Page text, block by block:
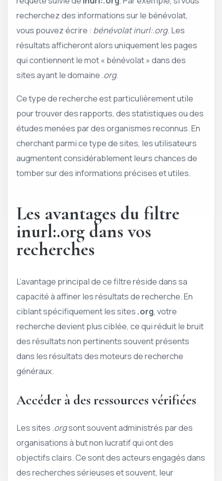
recherchez des informations sur le bénévolat,
vous pouvez écrire : bénévolat inurl:.org. Les
résultats afficheront alors uniquement les pages
qui contiennent le mot « bénévolat » dans des
sites ayant le domaine .org.
Ce type de recherche est particulièrement utile
pour trouver des rapports, des statistiques ou des
études menées par des organismes reconnus. En
cherchant parmi ce type de sites, les utilisateurs
augmentent considérablement leurs chances de
tomber sur des informations précises et utiles.
Les avantages du filtre
inurl:.org dans vos
recherches
L’avantage principal de ce filtre réside dans sa
capacité à affiner les résultats de recherche. En
ciblant spécifiquement les sites .org, votre
recherche devient plus ciblée, ce qui réduit le bruit
des résultats non pertinents souvent présents
dans les résultats des moteurs de recherche
généraux.
Accéder à des ressources vérifiées
Les sites .orgsont souvent administrés par des
organisations à but non lucratif qui ont des
objectifs clairs. Ce sont des acteurs engagés dans
des recherches sérieuses et souvent, leur